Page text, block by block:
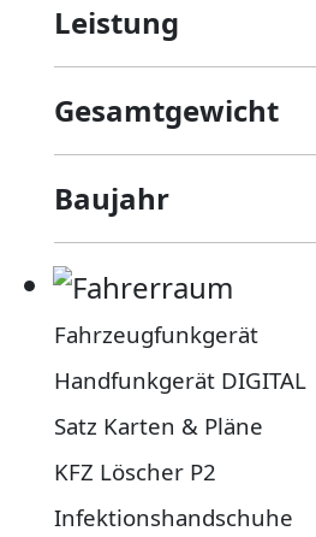
Leistung
Gesamtgewicht
Baujahr
Fahrzeugfunkgerät
Handfunkgerät DIGITAL
Satz Karten & Pläne
KFZ Löscher P2
Infektionshandschuhe